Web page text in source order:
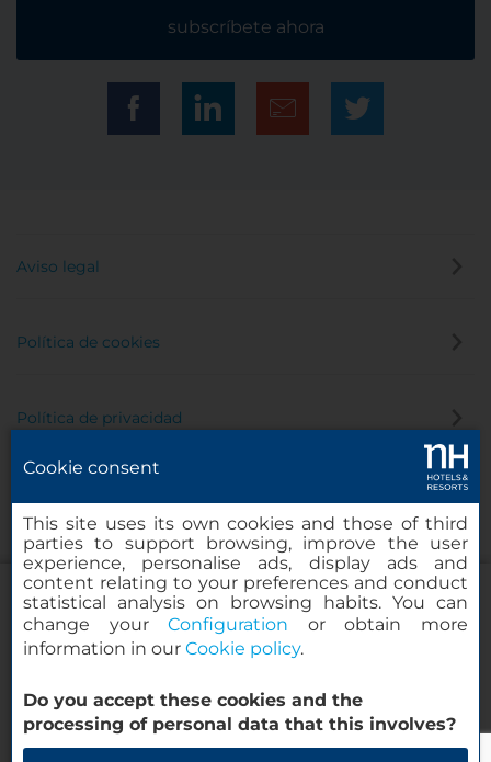
Porta Rossa Hotel Firenze Colbert
Collection
subscríbete ahora
Aviso legal
Política de cookies
Política de privacidad
© 2000-2026 MINOR HOTELS EUROPE & AMERICAS Santa Engracia,
120. 28003 Madrid, España
Cookie consent
This site uses its own cookies and those of third
parties to support browsing, improve the user
experience, personalise ads, display ads and
content relating to your preferences and conduct
statistical analysis on browsing habits. You can
change yourConfiguration or obtain more
information in our Cookie policy.
Do you accept these cookies and the
processing of personal data that this involves?